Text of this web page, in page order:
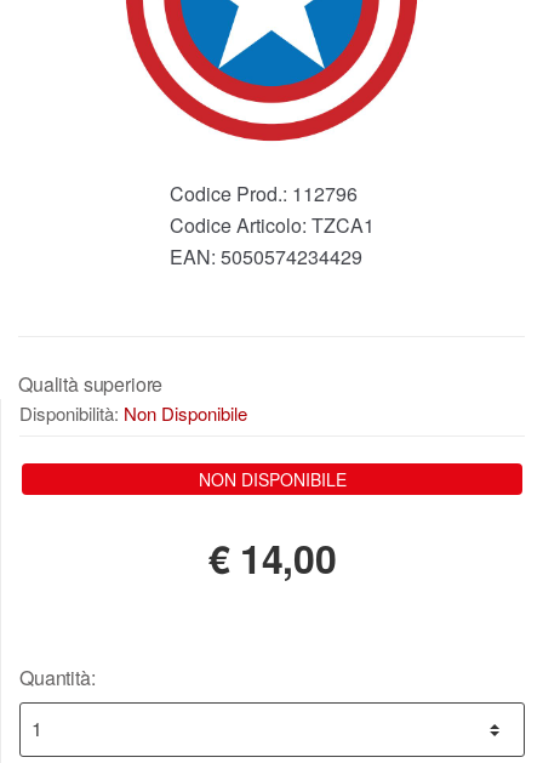
Codice Prod.: 112796
Codice Articolo: TZCA1
EAN: 5050574234429
Qualità superiore
Disponibilità: Non Disponibile
NON DISPONIBILE
€ 14,00
Quantità: